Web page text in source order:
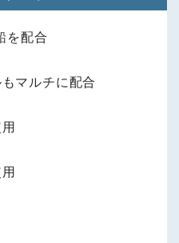
を配合
マルチに配合